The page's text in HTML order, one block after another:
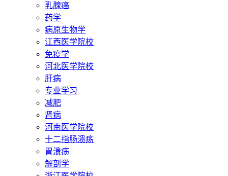
乳腺癌
药学
病原生物学
江西医学院校
免疫学
河北医学院校
肝病
专业学习
减肥
肾病
河南医学院校
十二指肠溃疡
胃溃疡
解剖学